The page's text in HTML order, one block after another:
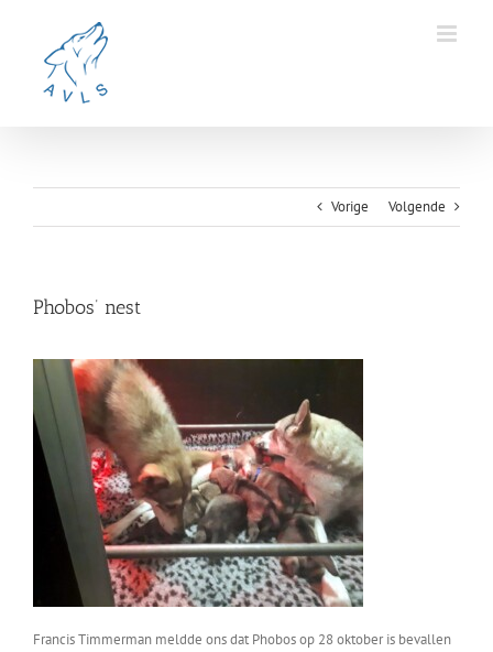
Vorige Volgende
Phobos’ nest
Francis Timmerman meldde ons dat Phobos op 28 oktober is bevallen